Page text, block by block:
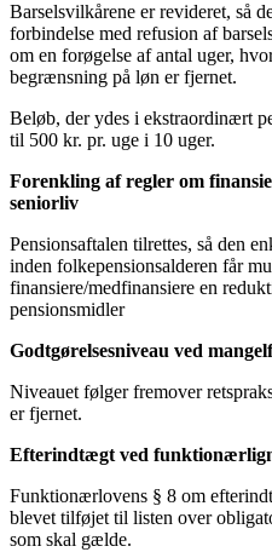
Barselsvilkårene er revideret, så
forbindelse med refusion af
om en forøgelse af antal uger,
begrænsning på løn er fjernet.
Beløb, der ydes i ekstraordinært
til 500 kr. pr. uge i 10 uger.
Forenkling af regler om
seniorliv
Pensionsaftalen tilrettes, så den
inden folkepensionsalderen får
finansiere/medfinansiere en
pensionsmidler
Godtgørelsesniveau ved
Niveauet følger fremover
er fjernet.
Efterindtægt ved
Funktionærlovens § 8 om
blevet tilføjet til listen over
som skal gælde.